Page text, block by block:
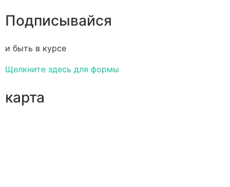
Подписывайся
и быть в курсе
Щелкните здесь для формы
карта